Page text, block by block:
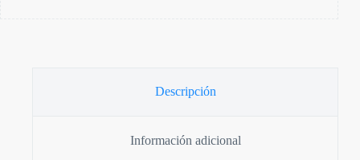
Descripción
Información adicional